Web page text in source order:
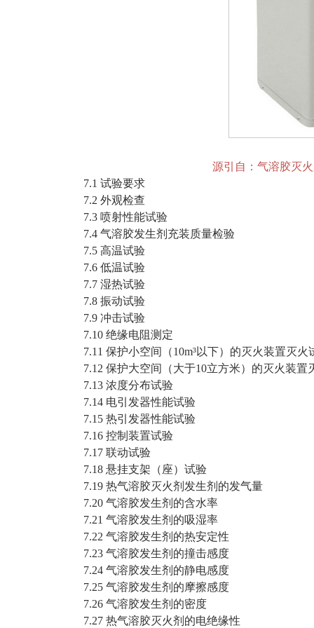
源引自：气溶胶灭
7.1 试验要求
7.2 外观检查
7.3 喷射性能试验
7.4 气溶胶发生剂充装质量检验
7.5 高温试验
7.6 低温试验
7.7 湿热试验
7.8 振动试验
7.9 冲击试验
7.10 绝缘电阻测定
7.11 保护小空间（10m³以下）的灭火装置灭火
7.12 保护大空间（大于10立方米）的灭火装置
7.13 浓度分布试验
7.14 电引发器性能试验
7.15 热引发器性能试验
7.16 控制装置试验
7.17 联动试验
7.18 悬挂支架（座）试验
7.19 热气溶胶灭火剂发生剂的发气量
7.20 气溶胶发生剂的含水率
7.21 气溶胶发生剂的吸湿率
7.22 气溶胶发生剂的热安定性
7.23 气溶胶发生剂的撞击感度
7.24 气溶胶发生剂的静电感度
7.25 气溶胶发生剂的摩擦感度
7.26 气溶胶发生剂的密度
7.27 热气溶胶灭火剂的电绝缘性